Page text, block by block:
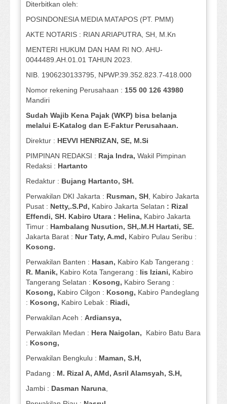
Diterbitkan oleh:
POSINDONESIA MEDIA MATAPOS (PT. PMM)
AKTE NOTARIS : RIAN ARIAPUTRA, SH, M.Kn
MENTERI HUKUM DAN HAM RI NO. AHU-
0044489.AH.01.01 TAHUN 2023.
NIB. 1906230133795, NPWP.39.352.823.7-418.000
Nomor rekening Perusahaan : 155 00 126 43980
Mandiri
Sudah Wajib Kena Pajak (WKP) bisa belanja
melalui E-Katalog dan E-Faktur Perusahaan.
Direktur : HEVVI HENRIZAN, SE, M.Si
PIMPINAN REDAKSI : Raja Indra, Wakil Pimpinan
Redaksi : Hartanto
Redaktur : Bujang Hartanto, SH.
Perwakilan DKI Jakarta : Rusman, SH, Kabiro Jakarta
Pusat : Netty,.S.Pd, Kabiro Jakarta Selatan : Rizal
Effendi, SH. Kabiro Utara : Helina, Kabiro Jakarta
Timur : Hambalang Nusution, SH,.M.H Hartati, SE.
Jakarta Barat : Nur Taty, A.md, Kabiro Pulau Seribu :
Kosong.
Perwakilan Banten : Hasan, Kabiro Kab Tangerang :
R. Manik, Kabiro Kota Tangerang : Iis Iziani, Kabiro
Tangerang Selatan : Kosong, Kabiro Serang :
Kosong, Kabiro Cilgon : Kosong, Kabiro Pandeglang
: Kosong, Kabiro Lebak : Riadi,
Perwakilan Aceh : Ardiansya,
Perwakilan Medan : Hera Naigolan, Kabiro Batu Bara
: Kosong,
Perwakilan Bengkulu : Maman, S.H,
Padang : M. Rizal A, AMd, Asril Alamsyah, S.H,
Jambi : Dasman Naruna,